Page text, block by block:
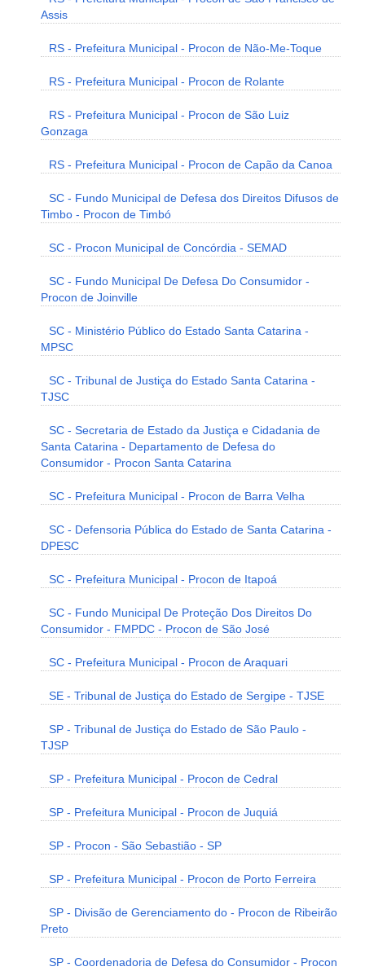
Assis
RS - Prefeitura Municipal - Procon de Não-Me-Toque
RS - Prefeitura Municipal - Procon de Rolante
RS - Prefeitura Municipal - Procon de São Luiz
Gonzaga
RS - Prefeitura Municipal - Procon de Capão da Canoa
SC - Fundo Municipal de Defesa dos Direitos Difusos de
Timbo - Procon de Timbó
SC - Procon Municipal de Concórdia - SEMAD
SC - Fundo Municipal De Defesa Do Consumidor -
Procon de Joinville
SC - Ministério Público do Estado Santa Catarina -
MPSC
SC - Tribunal de Justiça do Estado Santa Catarina -
TJSC
SC - Secretaria de Estado da Justiça e Cidadania de
Santa Catarina - Departamento de Defesa do
Consumidor - Procon Santa Catarina
SC - Prefeitura Municipal - Procon de Barra Velha
SC - Defensoria Pública do Estado de Santa Catarina -
DPESC
SC - Prefeitura Municipal - Procon de Itapoá
SC - Fundo Municipal De Proteção Dos Direitos Do
Consumidor - FMPDC - Procon de São José
SC - Prefeitura Municipal - Procon de Araquari
SE - Tribunal de Justiça do Estado de Sergipe - TJSE
SP - Tribunal de Justiça do Estado de São Paulo -
TJSP
SP - Prefeitura Municipal - Procon de Cedral
SP - Prefeitura Municipal - Procon de Juquiá
SP - Procon - São Sebastião - SP
SP - Prefeitura Municipal - Procon de Porto Ferreira
SP - Divisão de Gerenciamento do - Procon de Ribeirão
Preto
SP - Coordenadoria de Defesa do Consumidor - Procon